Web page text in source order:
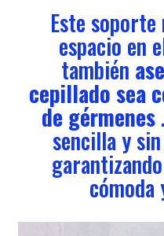
Este
espacio en
también
cepillado sea
de gérmenes
sencilla y
cómoda